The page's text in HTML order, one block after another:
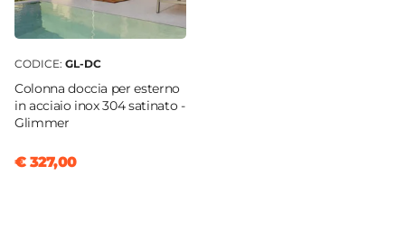
CODICE: GL-DC
Colonna doccia per esterno
in acciaio inox 304 satinato -
Glimmer
€ 327,00